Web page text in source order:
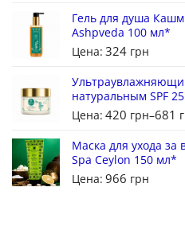
Гель для душа
Ashpveda 100 мл*
Цена: 324 грн
натуральным SPF
Цена: 420 грн–681
Маска для ухода
Spa Ceylon 150 мл*
Цена: 966 грн